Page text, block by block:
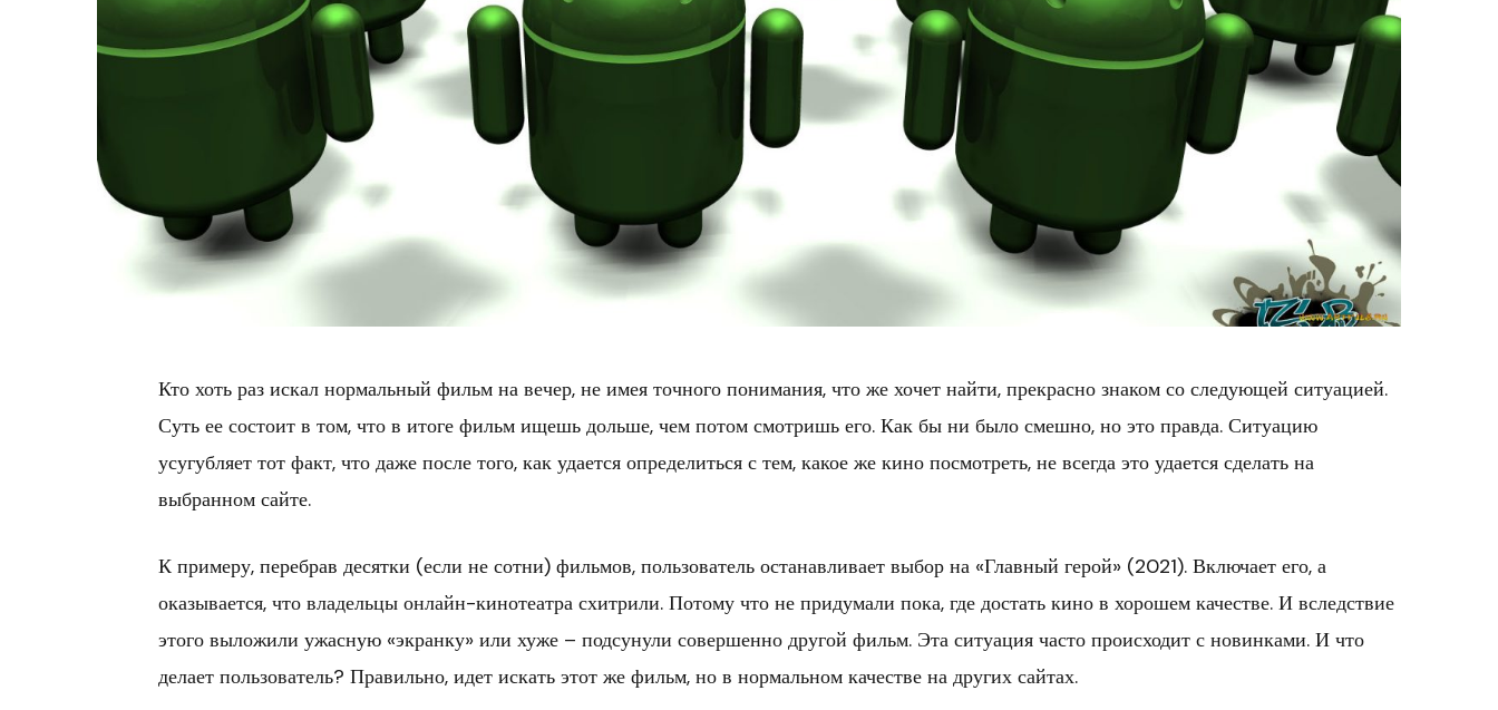
Кто хоть раз искал нормальный фильм на вечер, не имея точного понимания, что же хочет найти, прекрасно знаком со следующей ситуацией.
Суть ее состоит в том, что в итоге фильм ищешь дольше, чем потом смотришь его. Как бы ни было смешно, но это правда. Ситуацию
усугубляет тот факт, что даже после того, как удается определиться с тем, какое же кино посмотреть, не всегда это удается сделать на
выбранном сайте.
К примеру, перебрав десятки (если не сотни) фильмов, пользователь останавливает выбор на «Главный герой» (2021). Включает его, а
оказывается, что владельцы онлайн-кинотеатра схитрили. Потому что не придумали пока, где достать кино в хорошем качестве. И вследствие
этого выложили ужасную «экранку» или хуже – подсунули совершенно другой фильм. Эта ситуация часто происходит с новинками. И что
делает пользователь? Правильно, идет искать этот же фильм, но в нормальном качестве на других сайтах.